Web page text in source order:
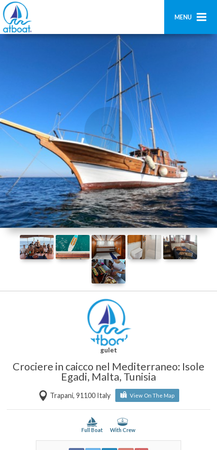
MENU
Search
Contact us
Add boat
Login
Signup
gulet
Crociere in caicco nel Mediterraneo: Isole
Egadi, Malta, Tunisia
Trapani, 91100 Italy View On The Map
Full Boat With Crew